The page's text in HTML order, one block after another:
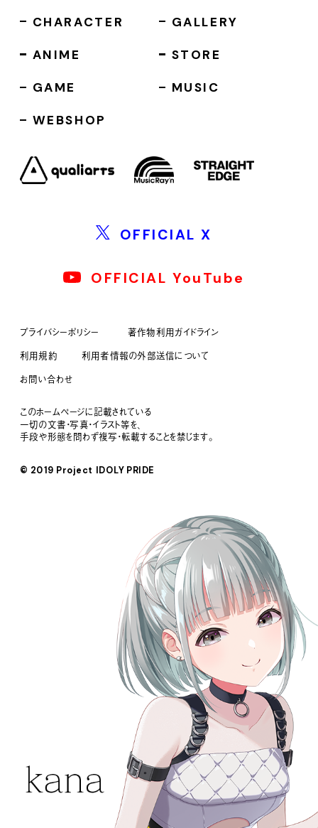
CHARACTER
ANIME
GAME
WEBSHOP
GALLERY
STORE
MUSIC
OFFICIAL X
OFFICIAL YouTube
プライバシーポリシー
著作物利用ガイドライン
利用規約
利用者情報の外部送信について
お問い合わせ
このホームページに記載されている
一切の文書・写真・イラスト等を、
手段や形態を問わず複写・転載することを禁じます。
© 2019 Project IDOLY PRIDE